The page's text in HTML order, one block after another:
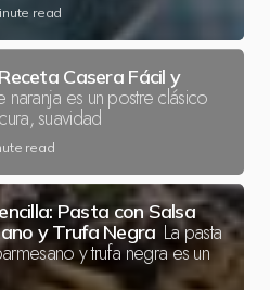
read
Casera Fácil y
naranja es un postre clásico
suavidad
read
Pasta con Salsa
y Trufa Negra La pasta
y trufa negra es un